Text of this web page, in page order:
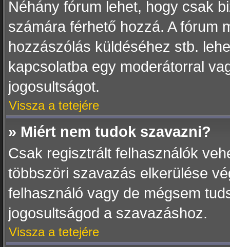
Néhány fórum lehet, hogy csak
számára férhető hozzá. A fórum
hozzászólás küldéséhez stb.
kapcsolatba egy moderátorral
jogosultságot.
Vissza a tetejére
» Miért nem tudok szavazni?
Csak regisztrált felhasználók
többszöri szavazás elkerülése
felhasználó vagy de mégsem
jogosultságod a szavazáshoz.
Vissza a tetejére